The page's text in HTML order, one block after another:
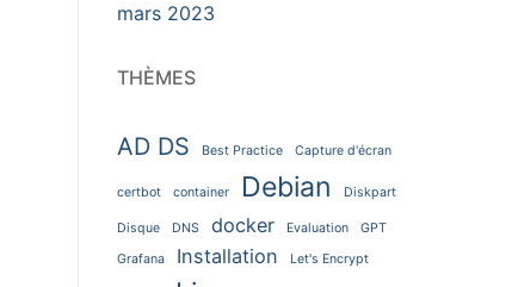
mars 2023
THÈMES
AD DS Best Practice Capture d'écran
certbot container Debian Diskpart
Disque DNS docker Evaluation
GPT
Grafana
Installation Let's Encrypt